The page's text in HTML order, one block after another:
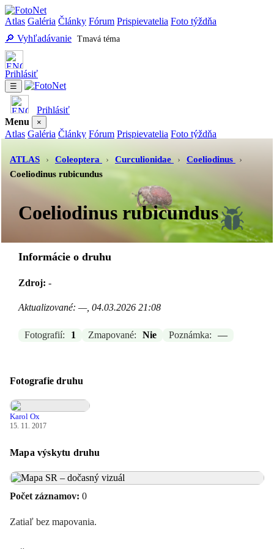
Atlas Galéria Články Fórum Prispievatelia Foto týždňa
🔎 Vyhľadávanie Tmavá téma
Prihlásiť
☰
Prihlásiť
Menu
×
Atlas Galéria Články Fórum Prispievatelia Foto týždňa
ATLAS
› Coleoptera › Curculionidae › Coeliodinus
›
Coeliodinus rubicundus
Coeliodinus rubicundus
Informácie o druhu
Zdroj: -
Aktualizované: —, 04.03.2026 21:08
Fotografií: 1 Zmapované: Nie Poznámka: —
Fotografie druhu
Karol Ox
15. 11. 2017
Mapa výskytu druhu
Počet záznamov: 0
Zatiaľ bez mapovania.